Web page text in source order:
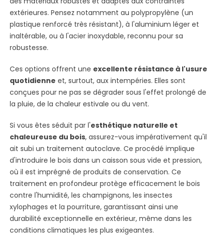
extérieures. Pensez notamment au polypropylène (un
plastique renforcé très résistant), à l'aluminium léger et
inaltérable, ou à l'acier inoxydable, reconnu pour sa
robustesse.
Ces options offrent une excellente résistance à l'usure
quotidienne et, surtout, aux intempéries. Elles sont
conçues pour ne pas se dégrader sous l'effet prolongé de
la pluie, de la chaleur estivale ou du vent.
Si vous êtes séduit par l'esthétique naturelle et
chaleureuse du bois, assurez-vous impérativement qu'il
ait subi un traitement autoclave. Ce procédé implique
d'introduire le bois dans un caisson sous vide et pression,
où il est imprégné de produits de conservation. Ce
traitement en profondeur protège efficacement le bois
contre l'humidité, les champignons, les insectes
xylophages et la pourriture, garantissant ainsi une
durabilité exceptionnelle en extérieur, même dans les
conditions climatiques les plus exigeantes.